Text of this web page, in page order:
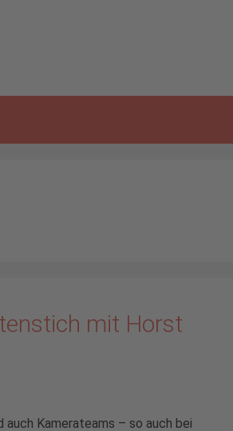
mit Horst
Kamerateams – so auch bei